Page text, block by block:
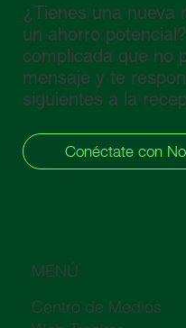
¿Tienes una nueva
un ahorro
complicada que no
mensaje y te
siguientes a la
Conéctate con
MENÚ
Centro de Medios